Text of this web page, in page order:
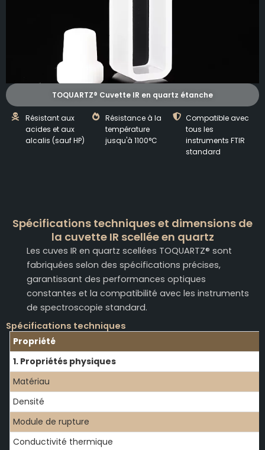
TOQUARTZ® Cuvette IR en quartz étanche
Résistant aux
acides et aux
alcalis (sauf HP)
Résistance à la
température
jusqu'à 1100°C
Compatible avec
tous les
instruments FTIR
standard
Spécifications techniques et dimensions de
la cuvette IR scellée en quartz
Les cuves IR en quartz scellées TOQUARTZ® sont
fabriquées selon des spécifications précises,
garantissant des performances optiques
constantes et la compatibilité avec les instruments
de spectroscopie standard.
Spécifications techniques
Propriété
1. Propriétés physiques
Matériau
Densité
Module de rupture
Conductivité thermique